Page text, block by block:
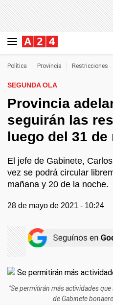
Política Provincia Restricciones
SEGUNDA OLA
Provincia
seguirán las
luego del 31 de
El jefe de Gabinete,
vez se podrá circular
mañana y 20 de la noche.
28 de mayo de 2021 - 10:24
"Se permitirán más actividades
de Gabinete